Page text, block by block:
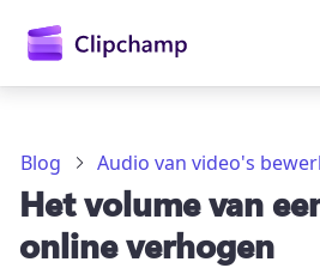
Blog Audio van video's
Het volume van
online verhogen